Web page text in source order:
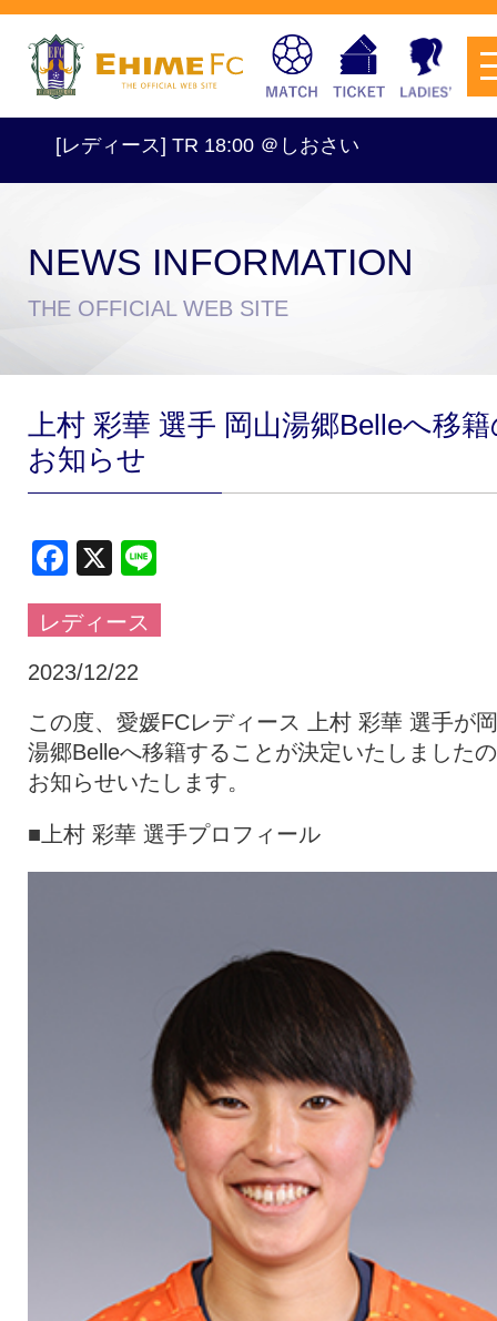
試合日程・結果
スクール
チケットを購入
トップチーム
スポンサー グッズ
[レディース] TR 18:00 ＠しおさい
NEWS INFORMATION
THE OFFICIAL WEB SITE
上村 彩華 選手 岡山湯郷Belleへ移
お知らせ
Facebook
X
レディース
2023/12/22
この度、愛媛FCレディース 上村 彩華 選手が
湯郷Belleへ移籍することが決定いたしました
お知らせいたします。
■上村 彩華 選手プロフィール